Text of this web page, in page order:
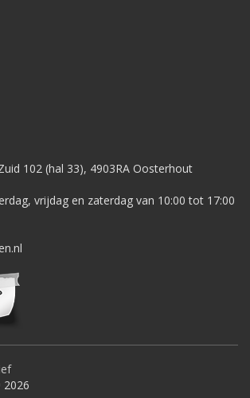
102 (hal 33), 4903RA Oosterhout
vrijdag en zaterdag van 10:00 tot 17:00